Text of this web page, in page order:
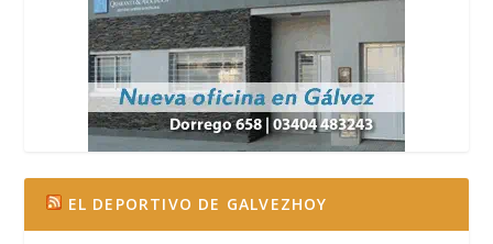
EL DEPORTIVO DE GALVEZHOY